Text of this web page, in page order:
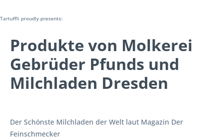
Tartuffli proudly presents:
Produkte von Molkerei
Gebrüder Pfunds und
Milchladen Dresden
Der Schönste Milchladen der Welt laut Magazin Der
Feinschmecker